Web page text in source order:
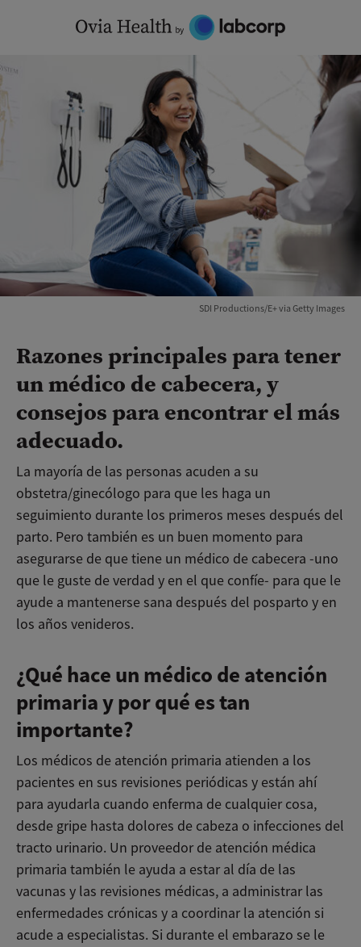
SDI Productions/E+ via Getty Images
Razones principales para tener
un médico de cabecera, y
consejos para encontrar el más
adecuado.
La mayoría de las personas acuden a su
obstetra/ginecólogo para que les haga un
seguimiento durante los primeros meses después del
parto. Pero también es un buen momento para
asegurarse de que tiene un médico de cabecera -uno
que le guste de verdad y en el que confíe- para que le
ayude a mantenerse sana después del posparto y en
los años venideros.
¿Qué hace un médico de atención
primaria y por qué es tan
importante?
Los médicos de atención primaria atienden a los
pacientes en sus revisiones periódicas y están ahí
para ayudarla cuando enferma de cualquier cosa,
desde gripe hasta dolores de cabeza o infecciones del
tracto urinario. Un proveedor de atención médica
primaria también le ayuda a estar al día de las
vacunas y las revisiones médicas, a administrar las
enfermedades crónicas y a coordinar la atención si
acude a especialistas. Si durante el embarazo se le